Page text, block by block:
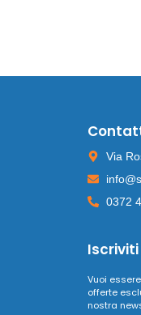
Via
0372
Vuoi
offerte
nostra